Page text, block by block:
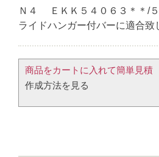
Ｎ４ ＥＫＫ５４０６３＊＊/
ライドハンガー付バーに適合致
商品をカートに入れて簡単見積​
作成方法を見る​​